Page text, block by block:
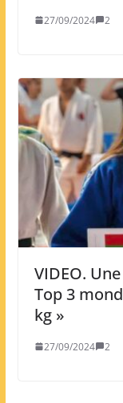
27/09/2024 2
VIDEO.
Top 3
kg »
27/09/2024 2